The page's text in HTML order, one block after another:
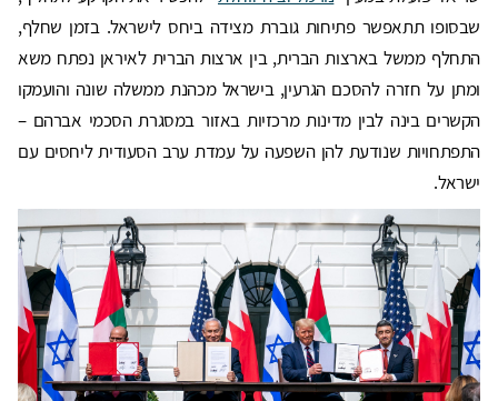
שבסופו תתאפשר פתיחות גוברת מצידה ביחס לישראל. בזמן שחלף,
התחלף ממשל בארצות הברית, בין ארצות הברית לאיראן נפתח משא
ומתן על חזרה להסכם הגרעין, בישראל מכהנת ממשלה שונה והועמקו
הקשרים בינה לבין מדינות מרכזיות באזור במסגרת הסכמי אברהם –
התפתחויות שנודעת להן השפעה על עמדת ערב הסעודית ליחסים עם
ישראל.